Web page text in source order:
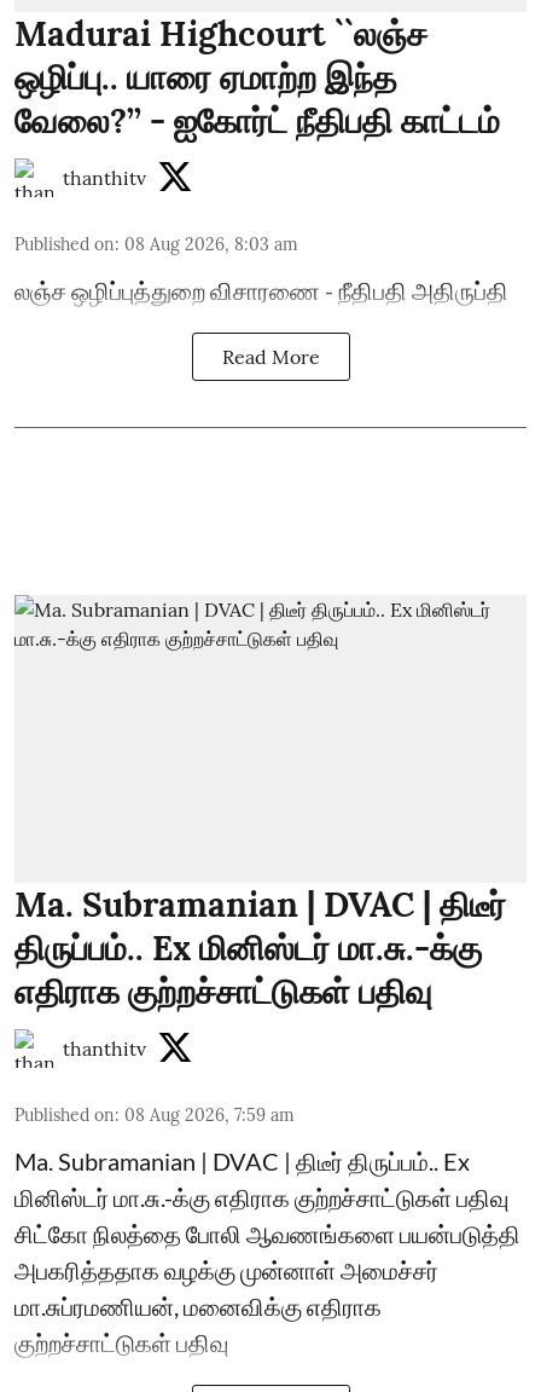
Madurai Highcourt ``லஞ்ச
ஒழிப்பு.. யாரை ஏமாற்ற இந்த
வேலை?’’ - ஐகோர்ட் நீதிபதி காட்டம்
thanthitv
Published on: 08 Aug 2026, 8:03 am
லஞ்ச ஒழிப்புத்துறை விசாரணை - நீதிபதி அதிருப்தி
Read More
Ma. Subramanian | DVAC | திடீர்
திருப்பம்.. Ex மினிஸ்டர் மா.சு.-க்கு
எதிராக குற்றச்சாட்டுகள் பதிவு
thanthitv
Published on: 08 Aug 2026, 7:59 am
Ma. Subramanian | DVAC | திடீர் திருப்பம்.. Ex
மினிஸ்டர் மா.சு.-க்கு எதிராக குற்றச்சாட்டுகள் பதிவு
சிட்கோ நிலத்தை போலி ஆவணங்களை பயன்படுத்தி
அபகரித்ததாக வழக்கு முன்னாள் அமைச்சர்
மா.சுப்ரமணியன், மனைவிக்கு எதிராக
குற்றச்சாட்டுகள் பதிவு